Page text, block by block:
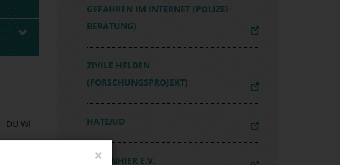
DU WILLST HELFEN
GEFAHREN IM INTERNET (POLIZEI-
BERATUNG)
ZIVILE HELDEN
(FORSCHUNGSPROJEKT)
HATEAID
ICHBINHIER E.V.
×